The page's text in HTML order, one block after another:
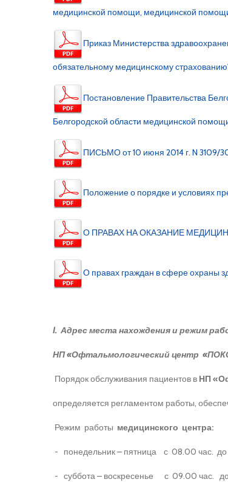
медицинской помощи, медицинской
Приказ Министерства
обязательному медицинскому
Постановление Правительства
Белгородской области медицинской
ПИСЬМО от 10 июня 2014 г. N
Положение о порядке и условиях
О ПРАВАХ НА ОКАЗАНИЕ
О правах граждан в сфере охраны
I. Адрес места нахождения и режим
НП «Офтальмологический центр
Порядок обслуживания пациентов в НП
определяется регламентом работы,
Режим работы медицинского центра:
- понедельник – пятница с 08.00 час.
- суббота – воскресенье с 09.00 час.